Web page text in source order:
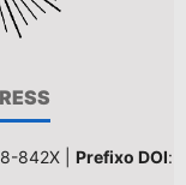
842X | Prefixo DOI: